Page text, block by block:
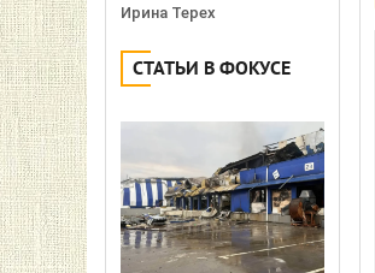
Ирина Терех
СТАТЬИ В ФОКУСЕ